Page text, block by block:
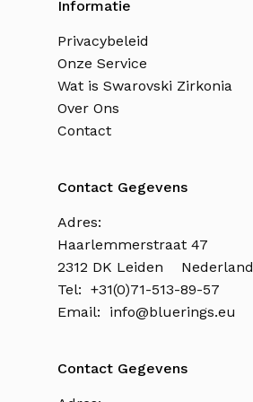
Informatie
Privacybeleid
Onze Service
Wat is Swarovski Zirkonia
Over Ons
Contact
Contact Gegevens
Adres:
Haarlemmerstraat 47
2312 DK Leiden Nederland
Tel: +31(0)71-513-89-57
Email: info@bluerings.eu
Contact Gegevens